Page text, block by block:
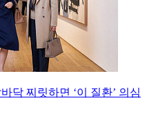
닥 찌릿하면 ‘이 질환’ 의심